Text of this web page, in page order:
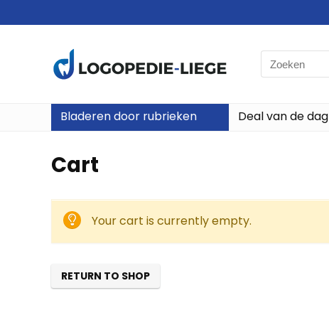
Search
for:
Bladeren door rubrieken Deal van de dag
Cart
Your cart is currently empty.
RETURN TO SHOP